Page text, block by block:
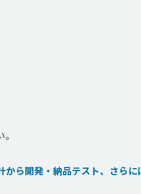
ら開発・納品テスト、さらに